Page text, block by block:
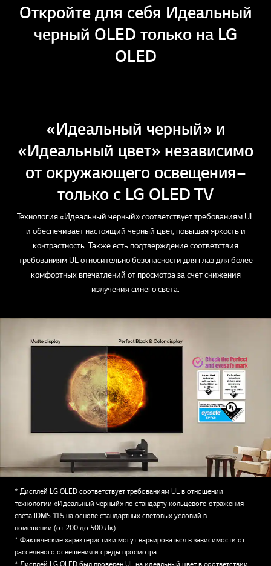
Откройте для себя Идеальный
черный OLED только на LG
OLED
«Идеальный черный» и
«Идеальный цвет» независимо
от окружающего освещения –
только с LG OLED TV
Технология «Идеальный черный» соответствует требованиям UL
и обеспечивает настоящий черный цвет, повышая яркость и
контрастность. Также есть подтверждение соответствия
требованиям UL относительно безопасности для глаз для более
комфортных впечатлений от просмотра за счет снижения
излучения синего света.
* Дисплей LG OLED соответствует требованиям UL в отношении
технологии «Идеальный черный» по стандарту кольцевого отражения
света IDMS 11.5 на основе стандартных световых условий в
помещении (от 200 до 500 Лк).
* Фактические характеристики могут варьироваться в зависимости от
рассеянного освещения и среды просмотра.
* Дисплей LG OLED был проверен UL на идеальный цвет в соответствии